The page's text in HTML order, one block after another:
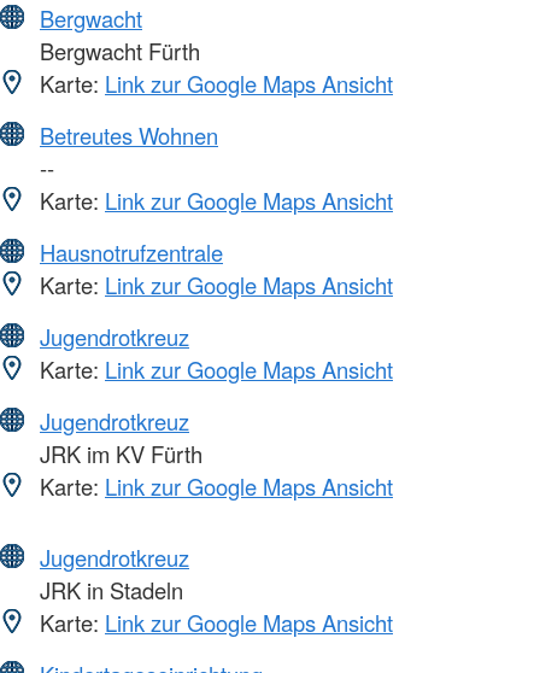
Bergwacht
Bergwacht Fürth
Karte: Link zur Google Maps Ansicht
Betreutes Wohnen
--
Karte: Link zur Google Maps Ansicht
Hausnotrufzentrale
Karte: Link zur Google Maps Ansicht
Jugendrotkreuz
Karte: Link zur Google Maps Ansicht
Jugendrotkreuz
JRK im KV Fürth
Karte: Link zur Google Maps Ansicht
Jugendrotkreuz
JRK in Stadeln
Karte: Link zur Google Maps Ansicht